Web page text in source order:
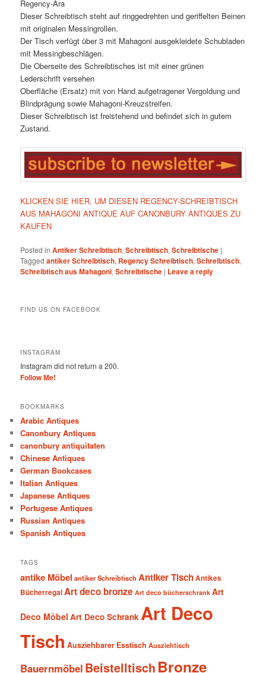
Regency-Ära
Dieser Schreibtisch steht auf ringgedrehten und geriffelten Beinen
mit originalen Messingrollen.
Der Tisch verfügt über 3 mit Mahagoni ausgekleidete Schubladen
mit Messingbeschlägen.
Die Oberseite des Schreibtisches ist mit einer grünen
Lederschrift versehen
Oberfläche (Ersatz) mit von Hand aufgetragener Vergoldung und
Blindprägung sowie Mahagoni-Kreuzstreifen.
Dieser Schreibtisch ist freistehend und befindet sich in gutem
Zustand.
KLICKEN SIE HIER, UM DIESEN REGENCY-SCHREIBTISCH
AUS MAHAGONI ANTIQUE AUF CANONBURY ANTIQUES ZU
KAUFEN
Posted in Antiker Schreibtisch,Schreibtisch,Schreibtische |
Tagged antiker Schreibtisch, Regency Schreibtisch,Schreibtisch,
Schreibtisch aus Mahagoni,Schreibtische | Leave a reply
FIND US ON FACEBOOK
INSTAGRAM
Instagram did not return a 200.
Follow Me!
BOOKMARKS
Arabic Antiques
Canonbury Antiques
canonbury antiquitaten
Chinese Antiques
German Bookcases
Italian Antiques
Japanese Antiques
Portugese Antiques
Russian Antiques
Spanish Antiques
TAGS
antike Möbel antiker Schreibtisch Antiker TischAntikes
BücherregalArt deco bronze Art deco bücherschrank Art
Deco Möbel Art Deco Schrank Art Deco
Tisch Ausziehbarer Esstisch Ausziehtisch
Bauernmöbel Beistelltisch Bronze